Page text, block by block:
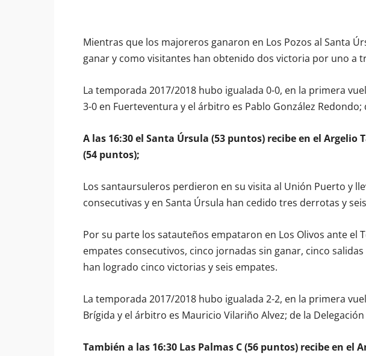
Mientras que los majoreros ganaron en Los Pozos al Santa
ganar y como visitantes han obtenido dos victoria por uno a
La temporada 2017/2018 hubo igualada 0-0, en la primera
3-0 en Fuerteventura y el árbitro es Pablo González Redondo;
A las 16:30 el Santa Úrsula (53 puntos) recibe en el Argelio
(54 puntos);
Los santaursuleros perdieron en su visita al Unión Puerto y
consecutivas y en Santa Úrsula han cedido tres derrotas y
Por su parte los satauteños empataron en Los Olivos ante el
empates consecutivos, cinco jornadas sin ganar, cinco
han logrado cinco victorias y seis empates.
La temporada 2017/2018 hubo igualada 2-2, en la primera
Brígida y el árbitro es Mauricio Vilariño Alvez; de la
También a las 16:30 Las Palmas C (56 puntos) recibe en el